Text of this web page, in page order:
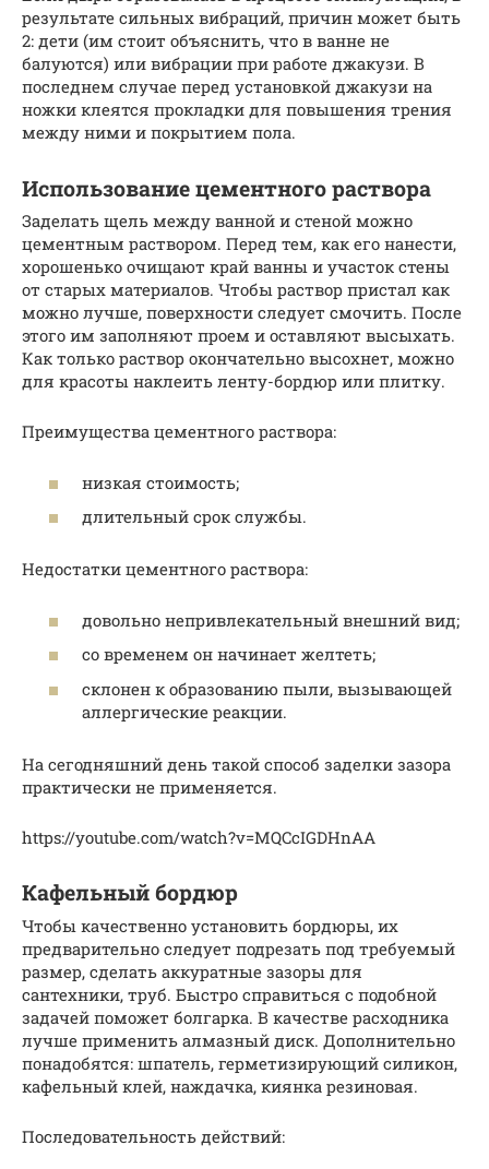
результате сильных вибраций, причин может быть
2: дети (им стоит объяснить, что в ванне не
балуются) или вибрации при работе джакузи. В
последнем случае перед установкой джакузи на
ножки клеятся прокладки для повышения трения
между ними и покрытием пола.
Использование цементного раствора
Заделать щель между ванной и стеной можно
цементным раствором. Перед тем, как его нанести,
хорошенько очищают край ванны и участок стены
от старых материалов. Чтобы раствор пристал как
можно лучше, поверхности следует смочить. После
этого им заполняют проем и оставляют высыхать.
Как только раствор окончательно высохнет, можно
для красоты наклеить ленту-бордюр или плитку.
Преимущества цементного раствора:
низкая стоимость;
длительный срок службы.
Недостатки цементного раствора:
довольно непривлекательный внешний вид;
со временем он начинает желтеть;
склонен к образованию пыли, вызывающей
аллергические реакции.
На сегодняшний день такой способ заделки зазора
практически не применяется.
https://youtube.com/watch?v=MQCcIGDHnAA
Кафельный бордюр
Чтобы качественно установить бордюры, их
предварительно следует подрезать под требуемый
размер, сделать аккуратные зазоры для
сантехники, труб. Быстро справиться с подобной
задачей поможет болгарка. В качестве расходника
лучше применить алмазный диск. Дополнительно
понадобятся: шпатель, герметизирующий силикон,
кафельный клей, наждачка, киянка резиновая.
Последовательность действий: